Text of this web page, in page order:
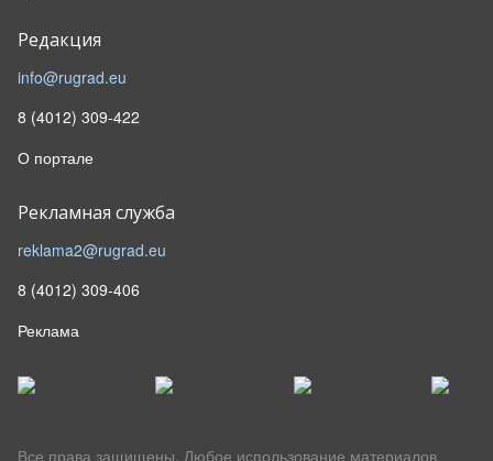
Редакция
info@rugrad.eu
8 (4012) 309-422
О портале
Рекламная служба
reklama2@rugrad.eu
8 (4012) 309-406
Реклама
Все права защищены. Любое использование материалов